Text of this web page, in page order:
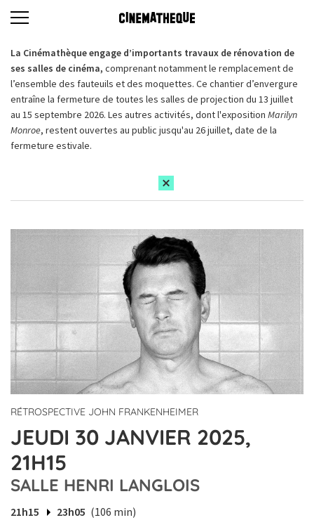
La Cinémathèque engage d’importants travaux de rénovation de
ses salles de cinéma, comprenant notamment le remplacement de
l’ensemble des fauteuils et des moquettes. Ce chantier d’envergure
entraîne la fermeture de toutes les salles de projection du 13 juillet
au 15 septembre 2026. Les autres activités, dont l'exposition Marilyn
Monroe, restent ouvertes au public jusqu'au 26 juillet, date de la
fermeture estivale.
RÉTROSPECTIVE JOHN FRANKENHEIMER
JEUDI 30 JANVIER 2025,
21H15
SALLE HENRI LANGLOIS
21h15 23h05 (106 min)